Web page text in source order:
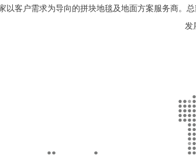
以客户需求为导向的拼块地毯及地面方案服务商。
发